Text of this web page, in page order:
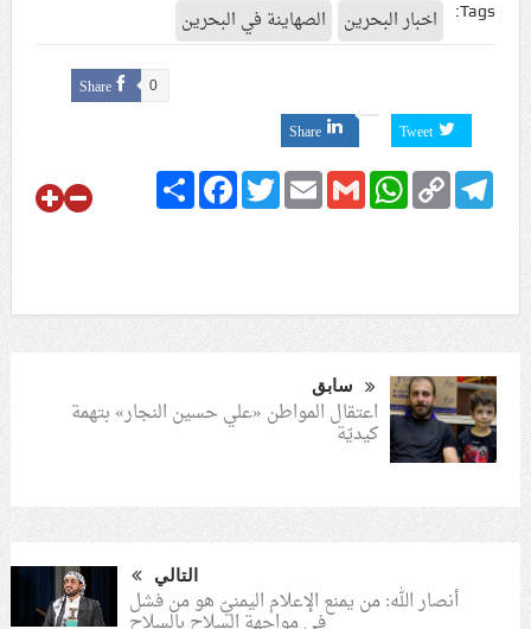
Tags: اخبار البحرين الصهاينة في البحرين
Share 0
Tweet
Share
ShareFacebookTwitterEmailGmail
WhatsApp Copy
Link
Telegram
سابق
اعتقال المواطن «علي حسين النجار» بتهمة
كيديّة
التالي
أنصار الله: من يمنع الإعلام اليمنيّ هو من فشل